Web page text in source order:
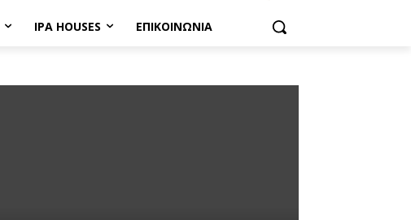
IPA HOUSES ΕΠΙΚΟΙΝΩΝΊΑ